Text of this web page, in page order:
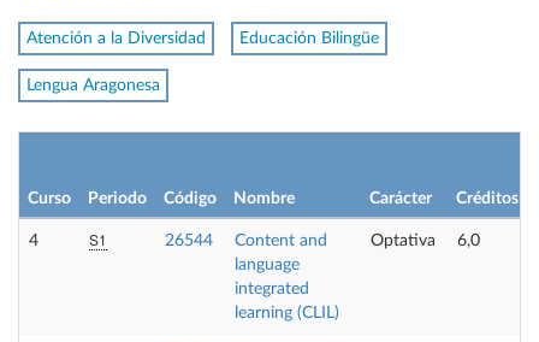
Atención a la Diversidad Educación Bilingüe
Lengua Aragonesa
Curso Periodo Código Nombre Carácter Créditos
4 S1 26544
Content and
language
integrated
learning (CLIL)
Optativa 6,0